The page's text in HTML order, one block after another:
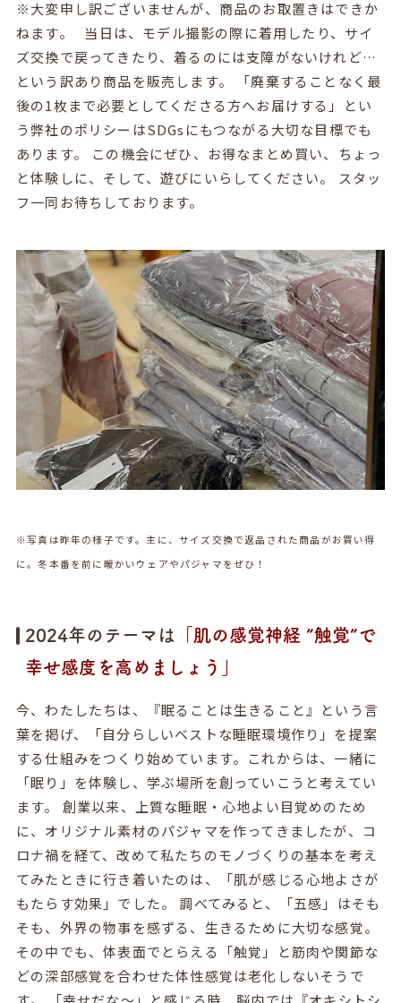
※大変申し訳ございませんが、商品のお取置きはできか
ねます。 当日は、モデル撮影の際に着用したり、サイ
ズ交換で戻ってきたり、着るのには支障がないけれど…
という訳あり商品を販売します。 「廃棄することなく最
後の1枚まで必要としてくださる方へお届けする」とい
う弊社のポリシーはSDGsにもつながる大切な目標でも
あります。 この機会にぜひ、お得なまとめ買い、ちょっ
と体験しに、そして、遊びにいらしてください。 スタッ
フ一同お待ちしております。
※写真は昨年の様子です。主に、サイズ交換で返品された商品がお買い得
に。冬本番を前に暖かいウェアやパジャマをぜひ！
2024年のテーマは 「肌の感覚神経 ”触覚”で
幸せ感度を高めましょう」
今、わたしたちは、『眠ることは生きること』という言
葉を掲げ、「自分らしいベストな睡眠環境作り」を提案
する仕組みをつくり始めています。これからは、一緒に
「眠り」を体験し、学ぶ場所を創っていこうと考えてい
ます。 創業以来、上質な睡眠・心地よい目覚めのため
に、オリジナル素材のパジャマを作ってきましたが、コ
ロナ禍を経て、改めて私たちのモノづくりの基本を考え
てみたときに行き着いたのは、「肌が感じる心地よさが
もたらす効果」でした。 調べてみると、「五感」はそも
そも、外界の物事を感ずる、生きるために大切な感覚。
その中でも、体表面でとらえる「触覚」と筋肉や関節な
どの深部感覚を合わせた体性感覚は老化しないそうで